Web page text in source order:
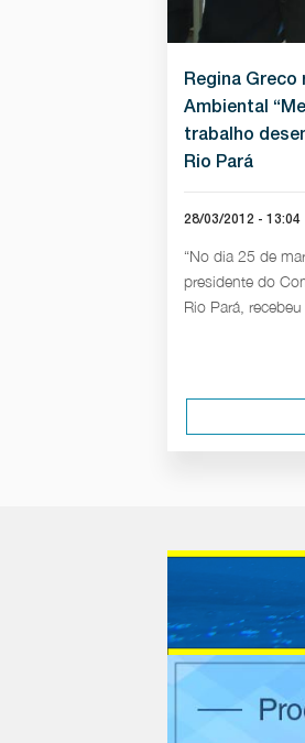
Regina Greco
Ambiental
trabalho
Rio Pará
28/03/2012 - 13:04
“No dia 25 de
presidente do
Rio Pará,